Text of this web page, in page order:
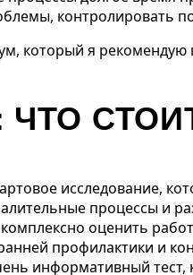
контролировать
который я рекомендую
исследование,
процессы и
оценить
профилактики и
информативный